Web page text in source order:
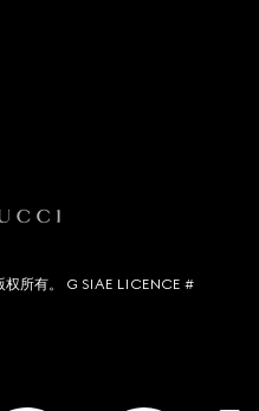
所有。 G SIAE LICENCE #